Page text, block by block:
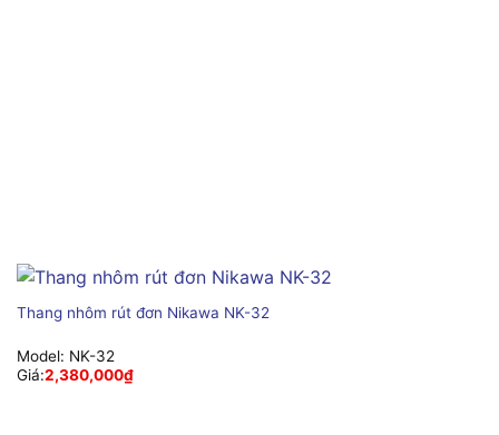
Thang nhôm rút đơn Nikawa NK-32
Model: NK-32
Giá:2,380,000₫